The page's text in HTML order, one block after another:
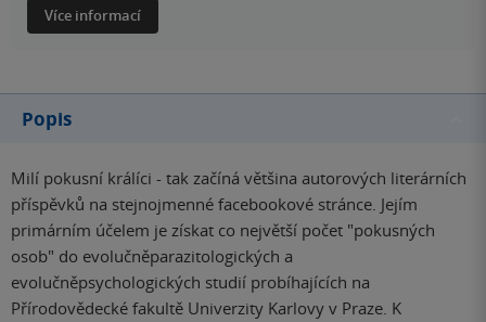
Více informací
Popis
Milí pokusní králíci - tak začíná většina autorových literárních
příspěvků na stejnojmenné facebookové stránce. Jejím
primárním účelem je získat co největší počet "pokusných
osob" do evolučněparazitologických a
evolučněpsychologických studií probíhajících na
Přírodovědecké fakultě Univerzity Karlovy v Praze. K